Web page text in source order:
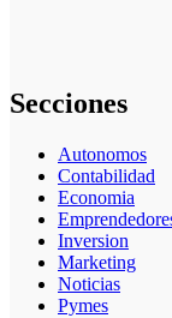
Secciones
Autonomos
Contabilidad
Economia
Inversion
Marketing
Noticias
Pymes